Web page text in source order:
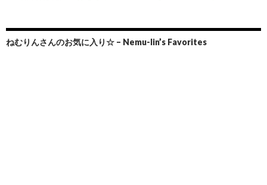
ねむりんさんのお気に入り☆ – Nemu-lin’s Favorites